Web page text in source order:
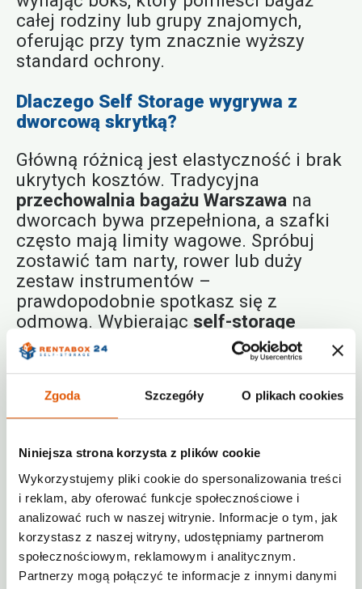
Zgoda Szczegóły O plikach cookies
Niniejsza strona korzysta z plików cookie
Wykorzystujemy pliki cookie do spersonalizowania treści
i reklam, aby oferować funkcje społecznościowe i
analizować ruch w naszej witrynie. Informacje o tym, jak
korzystasz z naszej witryny, udostępniamy partnerom
społecznościowym, reklamowym i analitycznym.
Partnerzy mogą połączyć te informacje z innymi danymi
całej rodziny lub grupy znajomych,
oferując przy tym znacznie wyższy
standard ochrony.
Dlaczego Self Storage wygrywa z
dworcową skrytką?
Główną różnicą jest elastyczność i brak
ukrytych kosztów. Tradycyjna
przechowalnia bagażu Warszawana
dworcach bywa przepełniona, a szafki
często mają limity wagowe. Spróbuj
zostawić tam narty, rower lub duży
zestaw instrumentów –
prawdopodobnie spotkasz się z
odmową. Wybierając self-storage
Warszawa 24/7
w sieci Rentabox24,
zyskujesz dostęp do swoich rzeczy o
kluczowe, jeśli Twój pociąg lub lot
odbywa się w niestandardowych
godzinach. Nasze
boksy magazynowe
są w pełni zautomatyzowane –
wynajmujesz je online, a kod dostępu
otrzymujesz natychmiast na telefon.
Co więcej,self storage Warszawato
gwarancja bezpieczeństwa. Publiczne
przechowalnie to miejsca o ogromnej